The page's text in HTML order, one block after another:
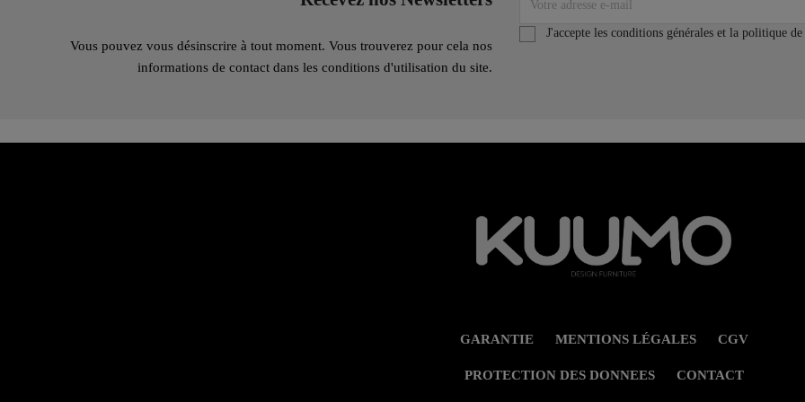
Vous pouvez vous désinscrire à tout moment. Vous trouverez pour cela nos
informations de contact dans les conditions d'utilisation du site.
J'accepte les conditions générales et la politique
GARANTIE MENTIONS LÉGALES CGV
PROTECTION DES DONNEES CONTACT